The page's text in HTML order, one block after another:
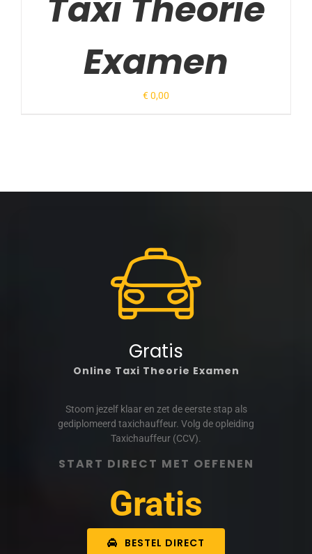
Taxi Theorie
Examen
€0,00
Gratis
Online Taxi Theorie Examen
Stoom jezelf klaar en zet de eerste stap als
gediplomeerd taxichauffeur. Volg de opleiding
Taxichauffeur (CCV).
START DIRECT MET OEFENEN
Gratis
BESTEL DIRECT